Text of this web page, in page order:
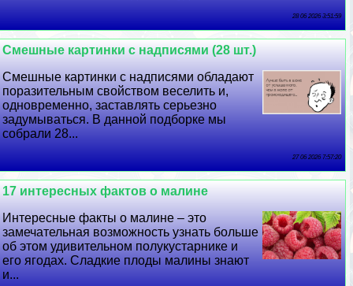
28 06 2026 3:51:59
Смешные картинки с надписями (28 шт.)
Смешные картинки с надписями обладают
поразительным свойством веселить и,
одновременно, заставлять серьезно
задумываться. В данной подборке мы
собрали 28...
27 06 2026 7:57:20
17 интересных фактов о малине
Интересные факты о малине – это
замечательная возможность узнать больше
об этом удивительном полукустарнике и
его ягодах. Сладкие плоды малины знают
и...